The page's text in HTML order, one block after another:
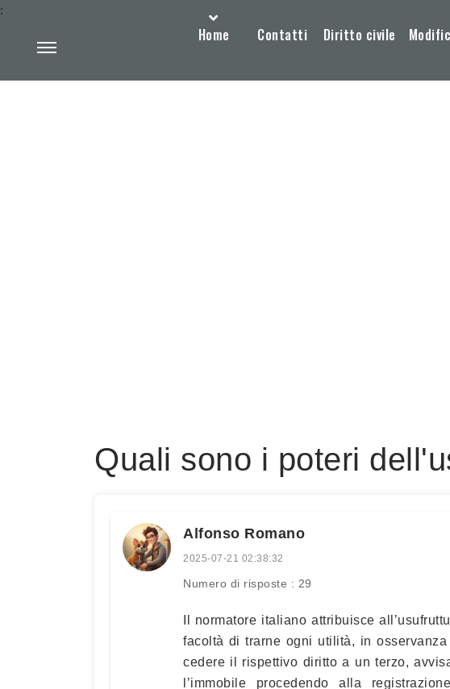
Home Contatti Diritto civile
:
Quali sono i poteri
Alfonso Romano
2025-07-21 02:38:32
Numero di risposte : 29
Il normatore italiano attribuisce
facoltà di trarne ogni utilità, in
cedere il rispettivo diritto a un terzo,
l’immobile procedendo alla